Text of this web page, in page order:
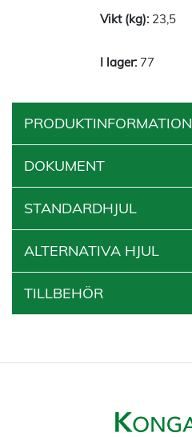
23,5
77
PRODUKTINFORMATION
DOKUMENT
STANDARDHJUL
ALTERNATIVA HJUL
TILLBEHÖR